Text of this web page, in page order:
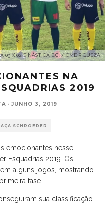
03 X 02 GINÁSTICA E.C. / CME RIQUEZA
NA
2019
· JUNHO 3, 2019
SCHROEDER
emocionantes nesse
Esquadrias 2019. Os
alguns jogos, mostrando
fase.
sua classificação